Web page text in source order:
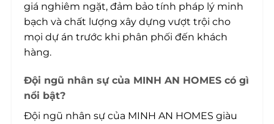
giá nghiêm ngặt, đảm bảo tính pháp lý minh
bạch và chất lượng xây dựng vượt trội cho
mọi dự án trước khi phân phối đến khách
hàng.
Đội ngũ nhân sự của MINH AN HOMES có gì
nổi bật?
Đội ngũ nhân sự của MINH AN HOMES giàu